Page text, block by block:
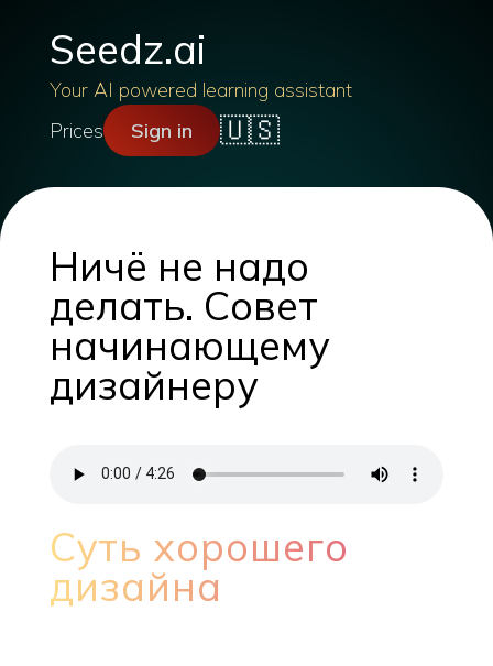
Seedz.ai
Your AI powered learning assistant
Prices
Sign in 🇺🇸
Ничё не надо
делать. Совет
начинающему
дизайнеру
Суть хорошего
дизайна